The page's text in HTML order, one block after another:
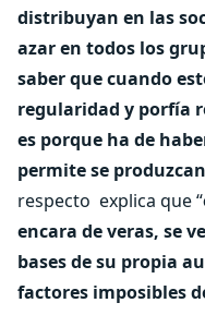
distribuyan en las
azar en todos los
saber que cuando
regularidad y porfía
es porque ha de
permite se
respecto explica que “
encara de veras, se
bases de su propia
factores imposibles